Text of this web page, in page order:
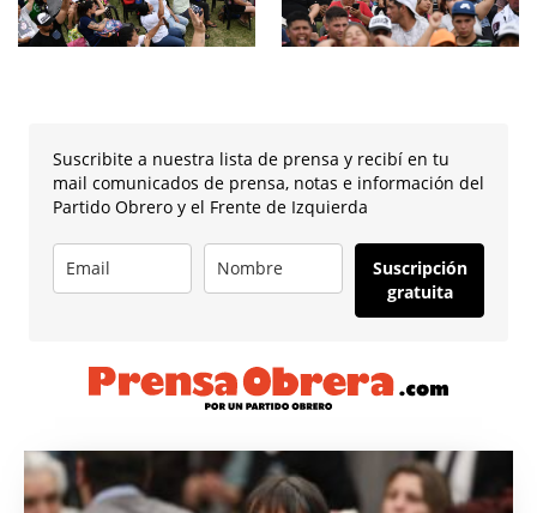
Suscribite a nuestra lista de prensa y recibí en tu
mail comunicados de prensa, notas e información del
Partido Obrero y el Frente de Izquierda
Suscripción
gratuita